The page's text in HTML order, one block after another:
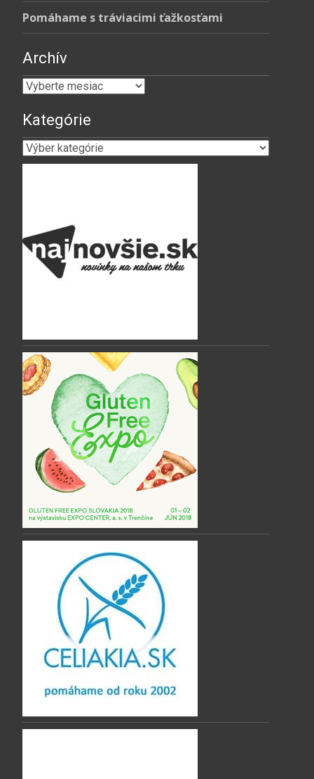
Pomáhame s tráviacimi ťažkosťami
Archív
Archív
Kategórie
Kategórie